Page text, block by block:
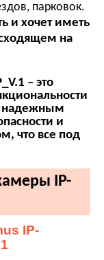
парковок.
и хочет иметь
на
– это
надежным
и
что все под
IP-
IP-